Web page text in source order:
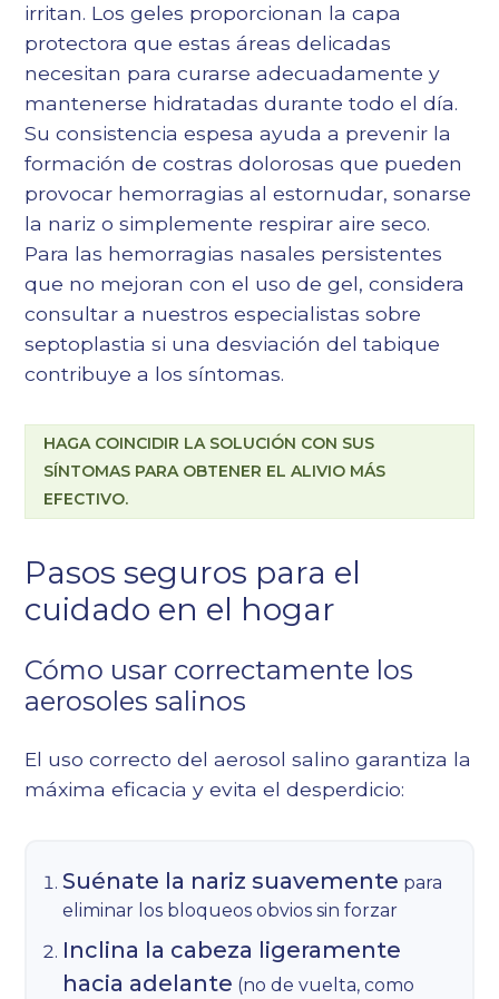
irritan. Los geles proporcionan la capa
protectora que estas áreas delicadas
necesitan para curarse adecuadamente y
mantenerse hidratadas durante todo el día.
Su consistencia espesa ayuda a prevenir la
formación de costras dolorosas que pueden
provocar hemorragias al estornudar, sonarse
la nariz o simplemente respirar aire seco.
Para las hemorragias nasales persistentes
que no mejoran con el uso de gel, considera
consultar a nuestros especialistas sobre
septoplastia si una desviación del tabique
contribuye a los síntomas.
HAGA COINCIDIR LA SOLUCIÓN CON SUS
SÍNTOMAS PARA OBTENER EL ALIVIO MÁS
EFECTIVO.
Pasos seguros para el
cuidado en el hogar
Cómo usar correctamente los
aerosoles salinos
El uso correcto del aerosol salino garantiza la
máxima eficacia y evita el desperdicio:
Suénate la nariz suavemente para
eliminar los bloqueos obvios sin forzar
Inclina la cabeza ligeramente
hacia adelante (no de vuelta, como